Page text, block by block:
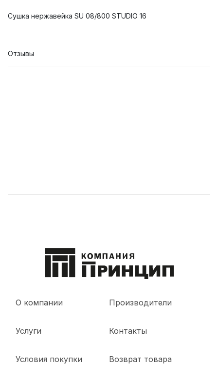
Сушка нержавейка SU 08/800 STUDIO 16
Отзывы
О компании
Услуги
Условия покупки
Производители
Контакты
Возврат товара